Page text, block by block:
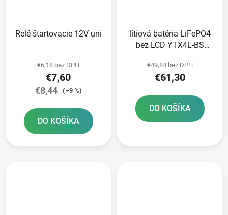
Relé štartovacie 12V uni
€6,18 bez DPH
€7,60
€8,44 (–9 %)
DO KOŠÍKA
lítiová batéria LiFePO4
bez LCD YTX4L-BS
YTZ6S-BS FULBAT 12V
2Ah 120A hmotnosť 0
€49,84 bez DPH
€61,30
DO KOŠÍKA